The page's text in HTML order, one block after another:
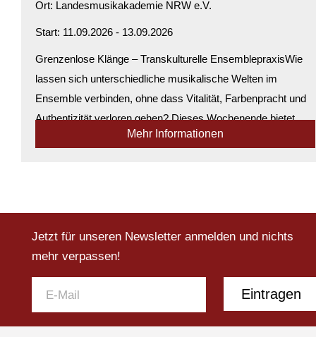
Ort: Landesmusikakademie NRW e.V.
Start: 11.09.2026 - 13.09.2026
Grenzenlose Klänge – Transkulturelle EnsemblepraxisWie
lassen sich unterschiedliche musikalische Welten im
Ensemble verbinden, ohne dass Vitalität, Farbenpracht und
Authentizität verloren gehen? Dieses Wochenende bietet
praxisnahe Antworten auf genau...
Mehr Informationen
Jetzt für unseren Newsletter anmelden und nichts
mehr verpassen!
Eintragen